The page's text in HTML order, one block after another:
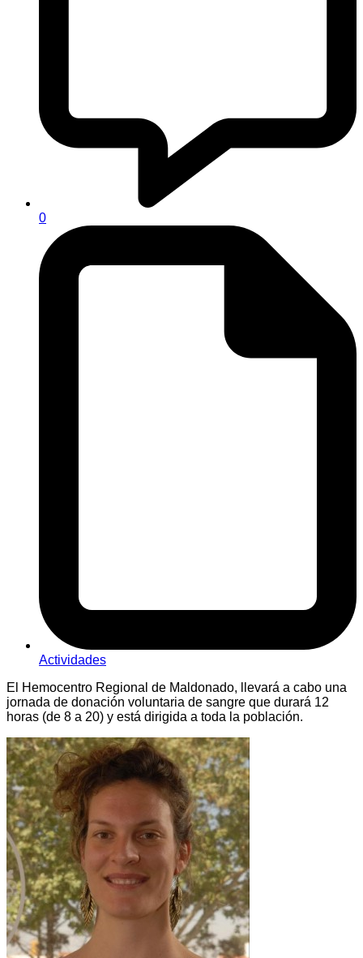
0
Actividades
El Hemocentro Regional de Maldonado, llevará a cabo una
jornada de donación voluntaria de sangre que durará 12
horas (de 8 a 20) y está dirigida a toda la población.